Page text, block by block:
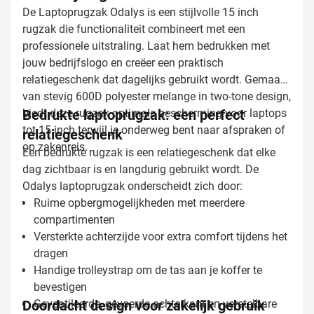
De Laptoprugzak Odalys is een stijlvolle 15 inch
rugzak die functionaliteit combineert met een
professionele uitstraling. Laat hem bedrukken met
jouw bedrijfslogo en creëer een praktisch
relatiegeschenk dat dagelijks gebruikt wordt. Gemaakt
van stevig 600D polyester melange in two-tone design,
biedt deze rugzak optimale bescherming voor laptops
tot 15 inch terwijl je onderweg bent naar afspraken of
op zakenreis.
Bedrukte laptoprugzak: een perfect
relatiegeschenk
Een bedrukte rugzak is een relatiegeschenk dat elke
dag zichtbaar is en langdurig gebruikt wordt. De
Odalys laptoprugzak onderscheidt zich door:
Ruime opbergmogelijkheden met meerdere
compartimenten
Versterkte achterzijde voor extra comfort tijdens het
dragen
Handige trolleystrap om de tas aan je koffer te
bevestigen
Geventileerde, gevoerde achterkant en verstelbare
Doordacht design voor zakelijk gebruik